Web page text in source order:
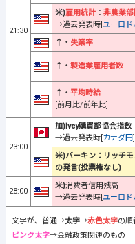
21:30
米)雇用統計 ： 非農業
→過去発表時[ユーロド
↑・ 失業率
↑・ 製造業雇用者数
↑・ 平均時給
[前月比/前年比]
23:00
加)Ivey購買部協会指数
→過去発表時[カナダ円]
米)バーキン：リッチ
の発言(投票権なし)
28:00
米)消費者信用残高
→過去発表時[ユーロド
文字が、普通→太字→赤色太字の順
ピンク太字→金融政策関連のもの